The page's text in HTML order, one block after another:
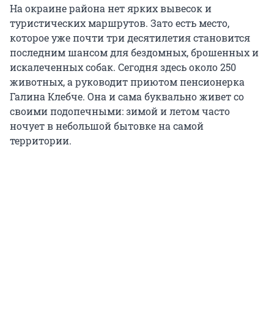
На окраине района нет ярких вывесок и
туристических маршрутов. Зато есть место,
которое уже почти три десятилетия становится
последним шансом для бездомных, брошенных и
искалеченных собак. Сегодня здесь около 250
животных, а руководит приютом пенсионерка
Галина Клебче. Она и сама буквально живет со
своими подопечными: зимой и летом часто
ночует в небольшой бытовке на самой
территории.